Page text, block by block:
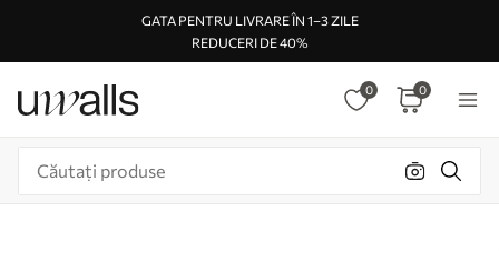
GATA PENTRU LIVRARE ÎN 1–3 ZILE
REDUCERI DE 40%
0 0